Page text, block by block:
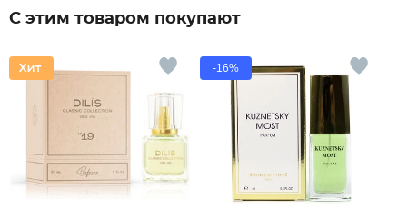
С этим товаром покупают
-16%